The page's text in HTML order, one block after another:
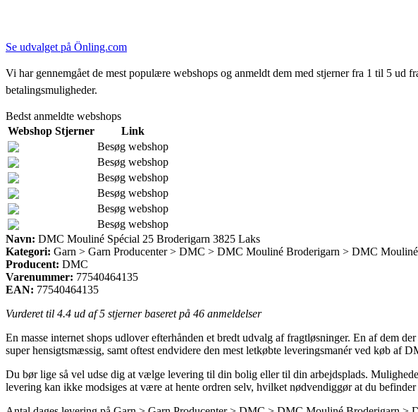
Se udvalget på Önling.com
Vi har gennemgået de mest populære webshops og anmeldt dem med stjerner fra 1 til 5 ud
betalingsmuligheder.
Bedst anmeldte webshops
Webshop Stjerner
Link
Besøg webshop
Besøg webshop
Besøg webshop
Besøg webshop
Besøg webshop
Besøg webshop
Navn: DMC Mouliné Spécial 25 Broderigarn 3825 Laks
Kategori: Garn > Garn Producenter > DMC > DMC Mouliné Broderigarn > DMC
Producent: DMC
Varenummer: 77540464135
EAN: 77540464135
Vurderet til 4.4 ud af 5 stjerner baseret på 46 anmeldelser
En masse internet shops udlover efterhånden et bredt udvalg af fragtløsninger. En af dem
super hensigtsmæssig, samt oftest endvidere den mest letkøbte leveringsmanér ved køb af
Du bør lige så vel udse dig at vælge levering til din bolig eller til din arbejdsplads.
levering kan ikke modsiges at være at hente ordren selv, hvilket nødvendiggør at du